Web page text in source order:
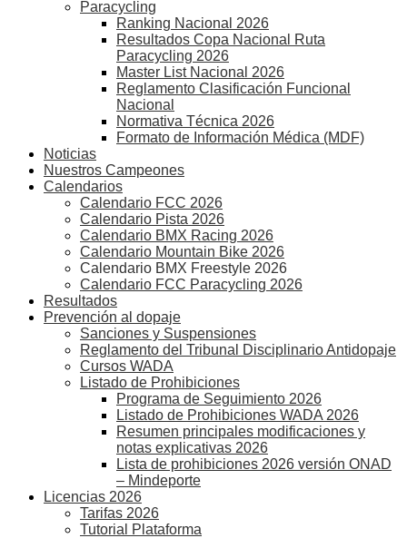
Paracycling
Ranking Nacional 2026
Resultados Copa Nacional Ruta
Paracycling 2026
Master List Nacional 2026
Reglamento Clasificación Funcional
Nacional
Normativa Técnica 2026
Formato de Información Médica (MDF)
Noticias
Nuestros Campeones
Calendarios
Calendario FCC 2026
Calendario Pista 2026
Calendario BMX Racing 2026
Calendario Mountain Bike 2026
Calendario BMX Freestyle 2026
Calendario FCC Paracycling 2026
Resultados
Prevención al dopaje
Sanciones y Suspensiones
Reglamento del Tribunal Disciplinario Antidopaje
Cursos WADA
Listado de Prohibiciones
Programa de Seguimiento 2026
Listado de Prohibiciones WADA 2026
Resumen principales modificaciones y
notas explicativas 2026
Lista de prohibiciones 2026 versión ONAD
– Mindeporte
Licencias 2026
Tarifas 2026
Tutorial Plataforma